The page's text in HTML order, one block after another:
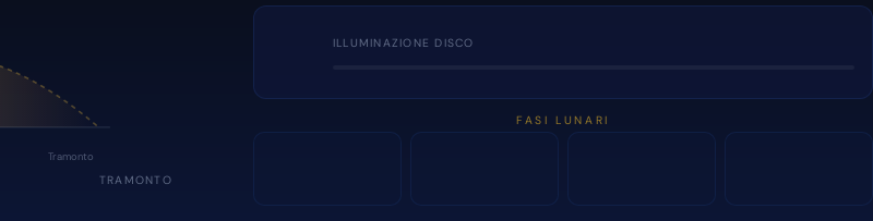
Tramonto
TRAMONTO
ILLUMINAZIONE DISCO
FASI LUNARI